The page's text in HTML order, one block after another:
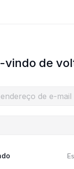
vindo de